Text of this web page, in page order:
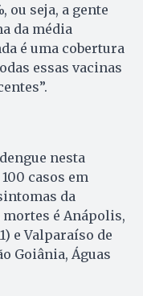
ou seja, a gente
da média
é uma cobertura
essas vacinas
nesta
casos em
da
é Anápolis,
e Valparaíso de
Goiânia, Águas